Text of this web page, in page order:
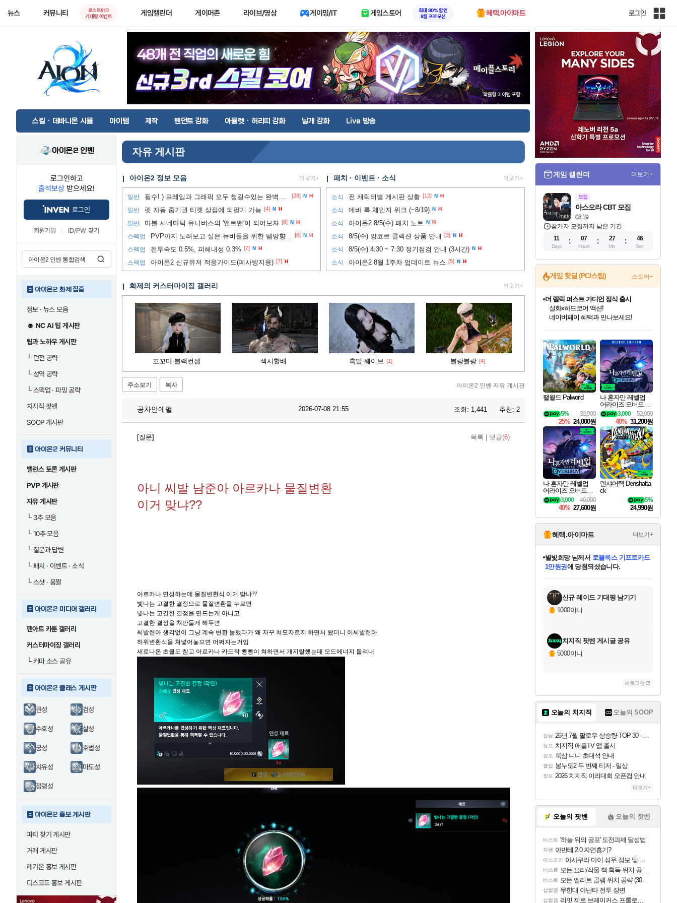
뉴스 커뮤니티
로스트아크
기대평 이벤트
게임캘린더 게이머존 라이브/영상 게이밍/IT 게임스토어
최대 90% 할인
8월 프로모션
혜택.아이마트 로그인
인
전
체
사
이
트
맵
스킬 · 데바니온 시뮬 아이템 제작 펜던트 강화 아뮬렛 · 허리띠 강화 날개 강화 Live 방송
아이온2 인벤
로그인하고
출석보상 받으세요!
로그인
회원가입 ID/PW 찾기
아이온2 화제 집중
정보 · 뉴스 모음
NC AI 팁 게시판
팁과 노하우 게시판
└던전 공략
└성역 공략
└스펙업 · 파밍 공략
치지직 팟벤
SOOP 게시판
아이온2 커뮤니티
밸런스 토론 게시판
PVP 게시판
자유 게시판
└3추 모음
└10추 모음
└질문과 답변
└패치 · 이벤트 · 소식
└스샷 · 움짤
아이온2 미디어 갤러리
팬아트 카툰 갤러리
커스터마이징 갤러리
└커마 소스 공유
아이온2 클래스 게시판
권성 검성
수호성 살성
궁성 호법성
치유성 마도성
정령성
아이온2 홍보 게시판
파티 찾기 게시판
거래 게시판
레기온 홍보 게시판
디스코드 홍보 게시판
자유 게시판
아이온2 정보 모음 더보기+
일반 필수! ) 프레임과 그래픽 모두 챙길수있는 완벽 세팅법!! [28] N H
일반 펫 자동 줍기권 티켓 상점에 되팔기 가능 [4] N H
일반 마블 시네마틱 유니버스의 '앤트맨'이 되어보자 [8] N H
스펙업 PVP까지 노려보고 싶은 뉴비들을 위한 템방향성 추천 [6] N H
스펙업 전투속도 0.5%, 피해내성 0.3% [7] N H
스펙업 아이온2 신규유저 적응가이드(폐사방지용) [7] H
패치 · 이벤트 · 소식 더보기+
소식 전 캐릭터별 게시판 상황 [12] N H
소식 데바 룩 체인지 위크 (~8/19) N H
소식 아이온2 8/5(수) 패치 노트 N H
소식 8/5(수) 앙코르 콜렉션 상품 안내 [3] N H
소식 8/5(수) 4:30 ~ 7:30 정기점검 안내 (3시간) N H
소식 아이온2 8월 1주차 업데이트 뉴스 [5] N H
화제의 커스터마이징 갤러리 더보기+
꼬꼬마 블랙컨셉 섹시할배 흑발 웨이브 [1] 블랑블랑 [4]
주소보기 복사 아이온2 인벤 자유 게시판
공차안에펄 2026-07-08 21:55 조회: 1,441 추천: 2
[질문] 목록 댓글(6)
아니 씨발 남준아 아르카나 물질변환
이거 맞냐??
아르카나 연성하는데 물질변환식 이거 맞냐??
빛나는 고결한 결정으로 물질변환을 누르면
빛나는 고결한 결정을 만드는게 아니고
고결한 결정을 쳐만들게 해두면
씨발련아 생각없이 그냥 계속 변환 눌렀다가 왜 자꾸 쳐모자르지 하면서 봤더니 이씨발련아
하위변환식을 쳐넣어놓으면 어쩌자는거임
새로나온 초월도 참고 아르카나 카드작 뺑뺑이 쳐하면서 개지랄했는데 오드에너지 돌려내
게임 캘린더 더보기+
모집
08.19
아스오라 CBT 모집
참가자 모집까지 남은 기간
11
Days
07
Hours
27
Min
45
Sec
게임 핫딜 (PC/스팀) 스토어+
최대 90% 할인가를 만나보세요!
네이버혜택과 함께 만나보세요!
50%할인&추가 적립까지!
네이버 포인트 혜택까지!
이니&베니 혜택까지!
네이버 혜택가와 함께 예약하세요!
할인&네이버혜택으로 만나보세요!
더 렐릭 퍼스트 가디언 정식 출시
설화x하드코어 액션!
네이버페이 혜택과 만나보세요!
40주년 프로모션으로 만나보세요!
할인가에 만나보세요!
일부 에디션 상시 할인!
혜택으로 예약 판매 중
편안하게 충전하세요
팰월드 Palworld
32,000
5%
25% 24,000원
나 혼자만 레벨업
어라이즈 오버드라
이브 디럭스 에디션
Solo Leveling Arise
Overdrive Deluxe Edi
tion
52,000
3,000
40% 31,200원
나 혼자만 레벨업
어라이즈 오버드라
이브 Solo Leveling A
rise
46,000
3,000
40% 27,600원
덴샤어택 Denshatta
ck
5%
24,990원
혜택.아이마트 더보기+
교환.
당첨되셨습니다.
당첨되셨습니다.
당첨되셨습니다.
별빛희망님께서 로블록스 기프트카드
1만원권에 당첨되셨습니다.
당첨되셨습니다.
당첨되셨습니다.
당첨되셨습니다.
당첨되셨습니다.
에디션 (스팀코드)를 교환.
당첨되셨습니다.
신규 레이드 기대평 남기기
1000이니
치지직 팟벤 게시글 공유
5000이니
새로고침
오늘의 치지직 오늘의 SOOP
잡담 26년 7월 팔로우 상승량 TOP 30 - 월간 치지직
정보 치지직 애플TV 앱 출시
정보 룩삼 니니 초대석 안내
클립 봉누도2 두 번째 티저 - 일상
정보 2026 치지직 이리대회 오픈컵 안내
더보기+
오늘의 팟벤 오늘의 핫벤
비스트 '하늘 위의 공포' 도전과제 달성법
차벤 아반테 2.0 자연흡기?
아스오라 아사쿠라 마이 성우 정보 및 주요 필모
비스트 모든 요리/작물 책 획득 위치 공략 (36개) - 미식가 도전과제
비스트 모든 엘리트 골렘 위치 공략 (30개) - 방랑 결투가
섭컬겜 무한대 아난타 전투 장면
섭컬겜 리밋 제로 브레이커스 프롤로그 테스트 후기 영상 업로드